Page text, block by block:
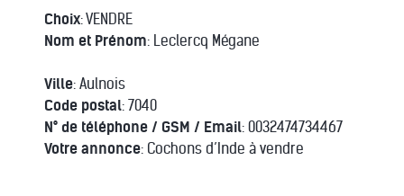
Choix: VENDRE
Nom et Prénom: Leclercq Mégane
Ville: Aulnois
Code postal: 7040
N° de téléphone / GSM / Email: 0032474734467
Votre annonce: Cochons d’Inde à vendre